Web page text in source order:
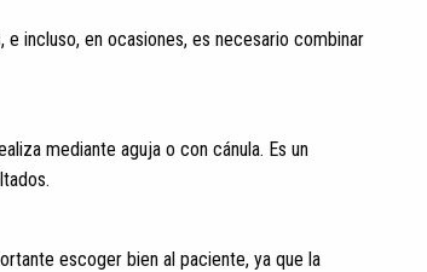
incluso, en ocasiones, es necesario combinar
mediante aguja o con cánula. Es un
escoger bien al paciente, ya que la